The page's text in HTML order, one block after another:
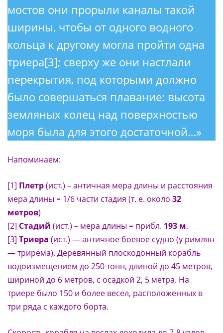
мостов они прорыли каналы такой
ширины, чтобы от одного водного
кольца к другому могла пройти одна
триера[3]; сверху же они настлали
перекрытия, под которыми должно
было совершаться плавание: высота
земляных колец над поверхностью
моря была для этого достаточной…»
Напоминаем:
[1] Плетр(ист.) – античная мера длины и расстояния
мера длины = 1/6 части стадия (т. е. около 32
метров)
[2] Стадий (ист.) – мера длины = прибл. 193 м.
[3] Триера (ист.) — античное боевое судно (у римлян
— трирема). Деревянный плоскодонный корабль
водоизмещением до 250 тонн, длиной до 45 метров,
шириной до 6 метров, с осадкой 2, 5 метра. На
триере было 150 и более весел, расположенных в
три ряда с каждого борта.